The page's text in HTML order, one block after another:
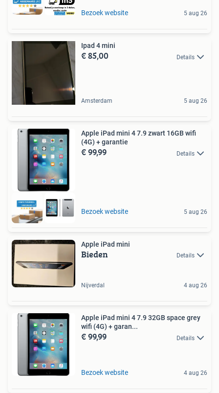
Bezoek website 5 aug 26
Ipad 4 mini
€ 85,00 Details
Amsterdam 5 aug 26
Apple iPad mini 4 7.9 zwart 16GB wifi
(4G) + garantie
€ 99,99 Details
Bezoek website 5 aug 26
Apple iPad mini
Bieden Details
Nijverdal 4 aug 26
Apple iPad mini 4 7.9 32GB space grey
wifi (4G) + garan...
€ 99,99 Details
Bezoek website 4 aug 26